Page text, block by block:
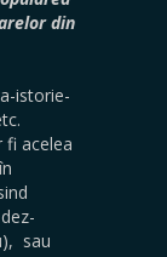
din
istorie-
fi acelea
sau